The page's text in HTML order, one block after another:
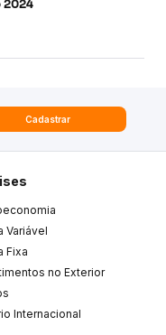
2024
Cadastrar
Variável
Fixa
no Exterior
Internacional